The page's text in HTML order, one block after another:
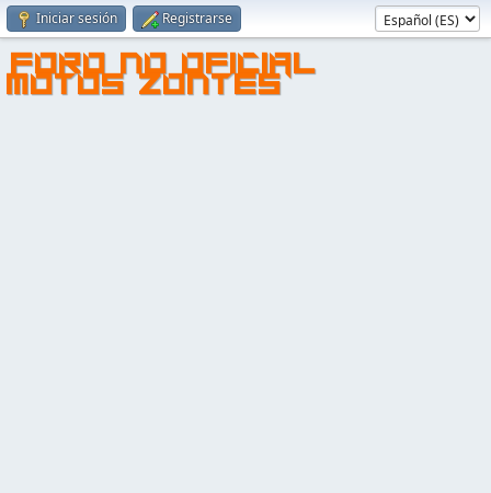
Iniciar sesión Registrarse
FORO NO OFICIAL
MOTOS ZONTES